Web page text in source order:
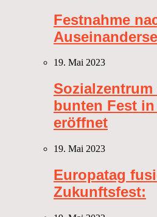
Festnahme
19. Mai 2023
bunten Fest
eröffnet
19. Mai 2023
Europatag
Zukunftsfest: